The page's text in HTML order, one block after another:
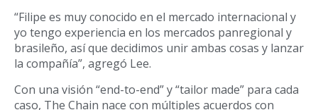
“Filipe es muy conocido en el mercado internacional y
yo tengo experiencia en los mercados panregional y
brasileño, así que decidimos unir ambas cosas y lanzar
la compañía”, agregó Lee.
Con una visión “end-to-end” y “tailor made” para cada
caso, The Chain nace con múltiples acuerdos con